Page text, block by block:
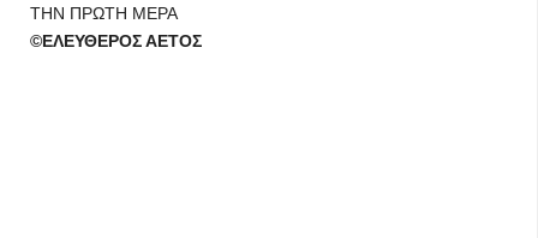
ΤΗΝ ΠΡΩΤΗ ΜΕΡΑ
©ΕΛΕΥΘΕΡΟΣ ΑΕΤΟΣ